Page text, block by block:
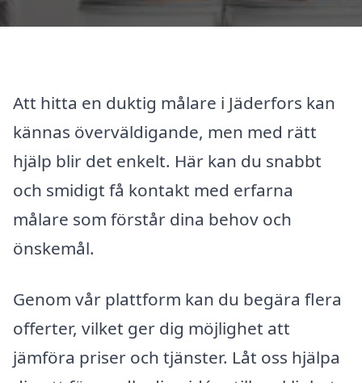
Att hitta en duktig målare i Jäderfors kan
kännas överväldigande, men med rätt
hjälp blir det enkelt. Här kan du snabbt
och smidigt få kontakt med erfarna
målare som förstår dina behov och
önskemål.
Genom vår plattform kan du begära flera
offerter, vilket ger dig möjlighet att
jämföra priser och tjänster. Låt oss hjälpa